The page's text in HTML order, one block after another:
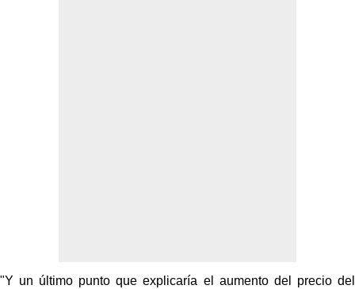
"Y un último punto que explicaría el aumento del precio del